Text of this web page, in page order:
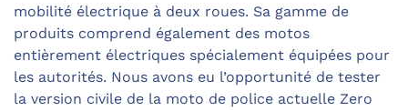
mobilité électrique à deux roues. Sa gamme de
produits comprend également des motos
entièrement électriques spécialement équipées pour
les autorités. Nous avons eu l’opportunité de tester
la version civile de la moto de police actuelle Zero